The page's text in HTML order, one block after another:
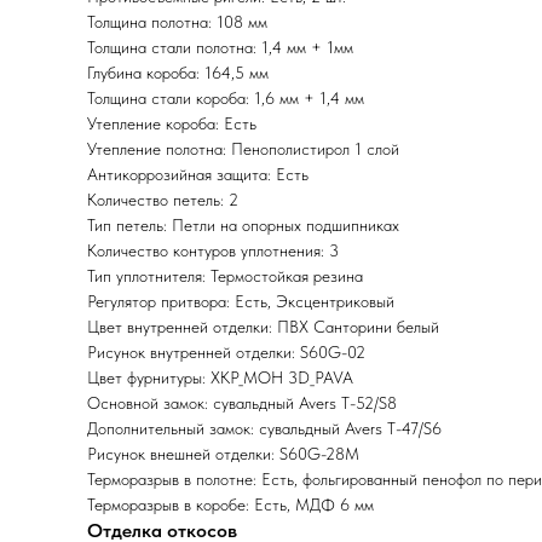
Толщина полотна: 108 мм
Толщина стали полотна: 1,4 мм + 1мм
Глубина короба: 164,5 мм
Толщина стали короба: 1,6 мм + 1,4 мм
Утепление короба: Есть
Утепление полотна: Пенополистирол 1 слой
Антикоррозийная защита: Есть
Количество петель: 2
Тип петель: Петли на опорных подшипниках
Количество контуров уплотнения: 3
Тип уплотнителя: Термостойкая резина
Регулятор притвора: Есть, Эксцентриковый
Цвет внутренней отделки: ПВХ Санторини белый
Рисунок внутренней отделки: S60G-02
Цвет фурнитуры: ХКР_МОН 3D_PAVA
Основной замок: сувальдный Avers T-52/S8
Дополнительный замок: сувальдный Avers T-47/S6
Рисунок внешней отделки: S60G-28M
Терморазрыв в полотне: Есть, фольгированный пенофол по
Терморазрыв в коробе: Есть, МДФ 6 мм
Отделка откосов